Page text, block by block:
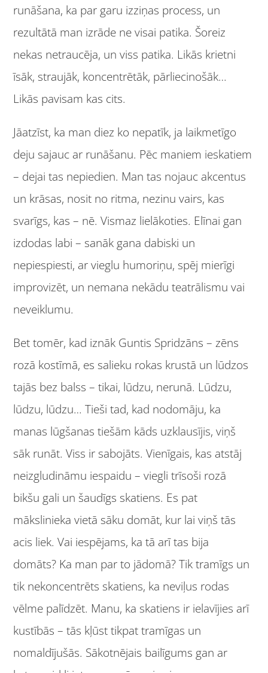
runāšana, ka par garu izziņas process, un
rezultātā man izrāde ne visai patika. Šoreiz
nekas netraucēja, un viss patika. Likās krietni
īsāk, straujāk, koncentrētāk, pārliecinošāk…
Likās pavisam kas cits.
Jāatzīst, ka man diez ko nepatīk, ja laikmetīgo
deju sajauc ar runāšanu. Pēc maniem ieskatiem
– dejai tas nepiedien. Man tas nojauc akcentus
un krāsas, nosit no ritma, nezinu vairs, kas
svarīgs, kas – nē. Vismaz lielākoties. Elīnai gan
izdodas labi – sanāk gana dabiski un
nepiespiesti, ar vieglu humoriņu, spēj mierīgi
improvizēt, un nemana nekādu teatrālismu vai
neveiklumu.
Bet tomēr, kad iznāk Guntis Spridzāns – zēns
rozā kostīmā, es salieku rokas krustā un lūdzos
tajās bez balss – tikai, lūdzu, nerunā. Lūdzu,
lūdzu, lūdzu… Tieši tad, kad nodomāju, ka
manas lūgšanas tiešām kāds uzklausījis, viņš
sāk runāt. Viss ir sabojāts. Vienīgais, kas atstāj
neizgludināmu iespaidu – viegli trīsoši rozā
bikšu gali un šaudīgs skatiens. Es pat
mākslinieka vietā sāku domāt, kur lai viņš tās
acis liek. Vai iespējams, ka tā arī tas bija
domāts? Ka man par to jādomā? Tik tramīgs un
tik nekoncentrēts skatiens, ka neviļus rodas
vēlme palīdzēt. Manu, ka skatiens ir ielavījies arī
kustībās – tās kļūst tikpat tramīgas un
nomaldījušās. Sākotnējais bailīgums gan ar